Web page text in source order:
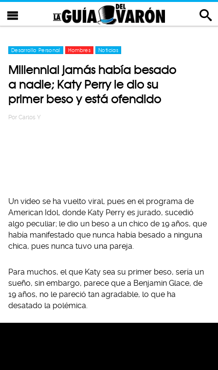
Desarrollo Personal Hombres Noticias
Millennial jamás había besado
a nadie; Katy Perry le dio su
primer beso y está ofendido
Por Carlos Y
Un video se ha vuelto viral, pues en el programa de
American Idol, donde Katy Perry es jurado, sucedió
algo peculiar; le dio un beso a un chico de 19 años, que
había manifestado que nunca había besado a ninguna
chica, pues nunca tuvo una pareja.
Para muchos, el que Katy sea su primer beso, sería un
sueño, sin embargo, parece que a Benjamin Glace, de
19 años, no le pareció tan agradable, lo que ha
desatado la polémica.